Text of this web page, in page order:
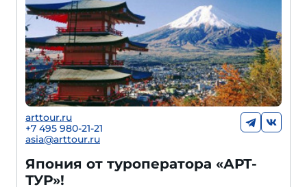
arttour.ru
+7 495 980-21-21
asia@arttour.ru
Япония от туроператора «АРТ-
ТУР»!